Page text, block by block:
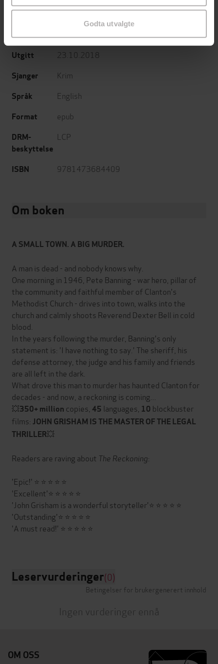
Godta utvalgte
Forfattere John Grisham(forfatter)
Forlag
Utgitt 23.10.2018
Sjanger Krim
Språk English
Format epub
DRM-
beskyttelse
LCP
ISBN 9781473684409
Om boken
A SMALL TOWN. A BIG MURDER.
A man is dead - and nobody knows why.
One morning in 1946, Pete Banning - war hero, pillar of
the community and faithful member of Clanton's
Methodist Church - drives into town, walks into the
church and calmly shoots Reverend Dexter Bell in cold
blood.
In the years following the murder, Banning's only
statement is: 'I have nothing to say.' The sheriff, his
defense attorney, the judge and his family and friends
are all left in the dark.
What drove this man to murder has haunted Clanton for
decades - and now, a reckoning is coming...
💥350+ million copies, 45 languages, 10 blockbuster
films: JOHN GRISHAM IS THE MASTER OF THE LEGAL
THRILLER💥
Readers are raving about The Reckoning:
'Epic!' ⭐ ⭐ ⭐ ⭐ ⭐
'Excellent'⭐ ⭐ ⭐ ⭐ ⭐
'John Grisham is a wonderful storyteller'⭐ ⭐ ⭐ ⭐ ⭐
'Outstanding'⭐ ⭐ ⭐ ⭐ ⭐
'A must read!' ⭐ ⭐ ⭐ ⭐ ⭐
Leservurderinger(0)
Betingelser for brukergenerert innhold
Ingen vurderinger ennå
OM OSS